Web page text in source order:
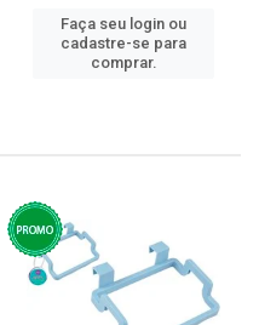
Faça seu login ou
cadastre-se para
comprar.